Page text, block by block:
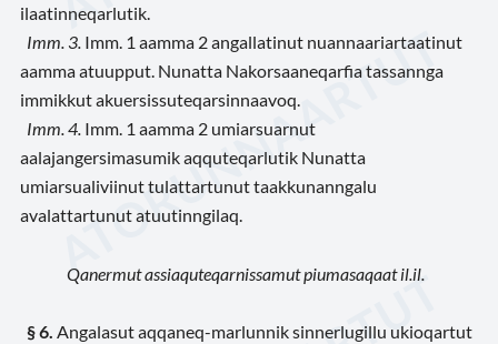
ilaatinneqarlutik.
Imm. 3. Imm. 1 aamma 2 angallatinut nuannaariartaatinut
aamma atuupput. Nunatta Nakorsaaneqarfia tassannga
immikkut akuersissuteqarsinnaavoq.
Imm. 4. Imm. 1 aamma 2 umiarsuarnut
aalajangersimasumik aqquteqarlutik Nunatta
umiarsualiviinut tulattartunut taakkunanngalu
avalattartunut atuutinngilaq.
Qanermut assiaquteqarnissamut piumasaqaat il.il.
§ 6. Angalasut aqqaneq-marlunnik sinnerlugillu ukioqartut